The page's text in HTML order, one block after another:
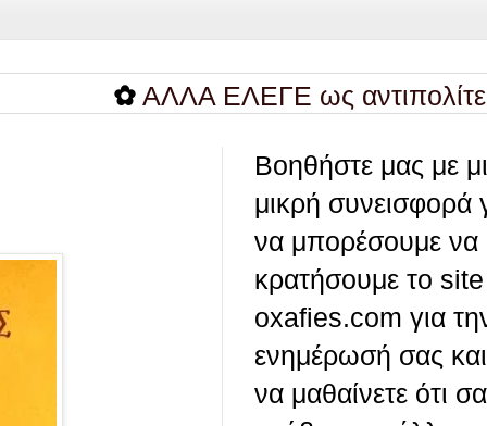
ΑΛΛΑ ΕΛΕΓΕ ως αντιπολίτευση...
Βοηθήστε μας με
μικρή συνεισφορά
να μπορέσουμε να
κρατήσουμε το site
oxafies.com για
ενημέρωσή σας
να μαθαίνετε ότι